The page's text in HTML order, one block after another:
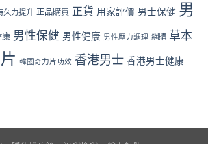
久力提升 正品購買 正貨 用家評價 男士保健 男
康 男性保健 男性健康 男性壓力調理 網購 草本
韓國奇力片功效 香港男士 香港男士健康